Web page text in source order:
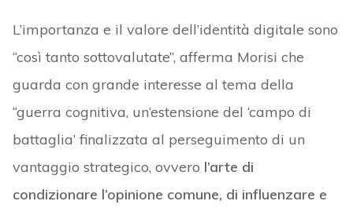
L’importanza e il valore dell’identità digitale sono
“così tanto sottovalutate”, afferma Morisi che
guarda con grande interesse al tema della
“guerra cognitiva, un’estensione del ‘campo di
battaglia’ finalizzata al perseguimento di un
vantaggio strategico, ovvero l’arte di
condizionare l’opinione comune, di influenzare e